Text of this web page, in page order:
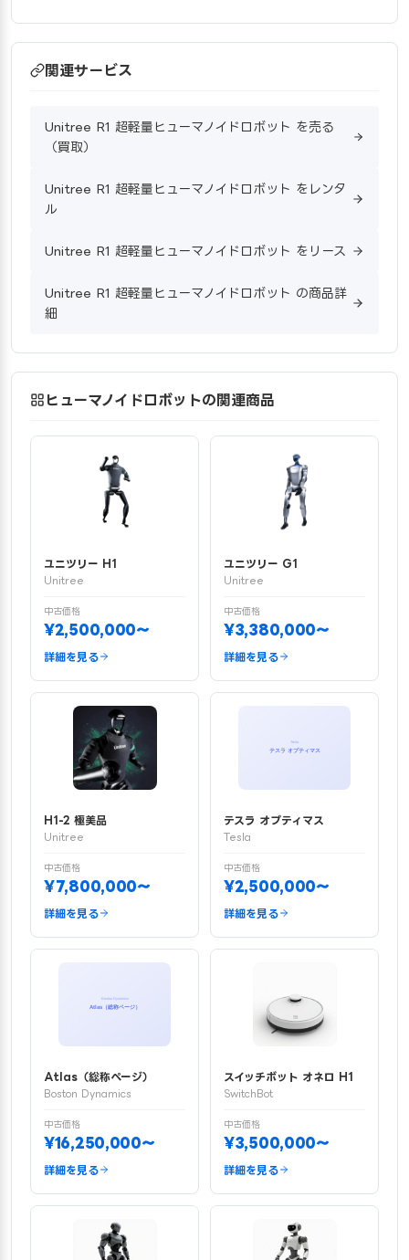
関連サービス
Unitree R1 超軽量ヒューマノイドロボット を売る
（買取）
Unitree R1 超軽量ヒューマノイドロボット をレンタ
ル
Unitree R1 超軽量ヒューマノイドロボット をリース
Unitree R1 超軽量ヒューマノイドロボット の商品詳
細
ヒューマノイドロボットの関連商品
ユニツリー H1
Unitree
中古価格
¥2,500,000〜
詳細を見る
ユニツリー G1
Unitree
中古価格
¥3,380,000〜
詳細を見る
H1-2 極美品
Unitree
中古価格
¥7,800,000〜
詳細を見る
テスラ オプティマス
Tesla
中古価格
¥2,500,000〜
詳細を見る
Atlas（総称ページ）
Boston Dynamics
中古価格
¥16,250,000〜
詳細を見る
スイッチボット オネロ H1
SwitchBot
中古価格
¥3,500,000〜
詳細を見る